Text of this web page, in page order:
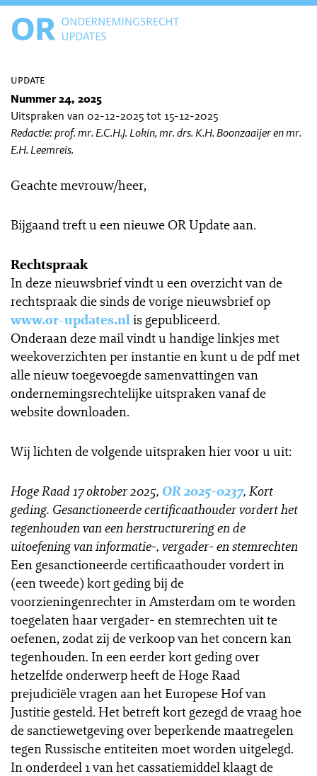
update
Nummer 24, 2025
Uitspraken van 02-12-2025 tot 15-12-2025
Redactie: prof. mr. E.C.H.J. Lokin, mr. drs. K.H. Boonzaaijer en mr.
E.H. Leemreis.
Geachte mevrouw/heer,
Bijgaand treft u een nieuwe OR Update aan.
Rechtspraak
In deze nieuwsbrief vindt u een overzicht van de
rechtspraak die sinds de vorige nieuwsbrief op
www.or-updates.nlis gepubliceerd.
Onderaan deze mail vindt u handige linkjes met
weekoverzichten per instantie en kunt u de pdf met
alle nieuw toegevoegde samenvattingen van
ondernemingsrechtelijke uitspraken vanaf de
website downloaden.
Wij lichten de volgende uitspraken hier voor u uit:
Hoge Raad 17 oktober 2025, OR 2025-0237, Kort
geding. Gesanctioneerde certificaathouder vordert het
tegenhouden van een herstructurering en de
uitoefening van informatie-, vergader- en stemrechten
Een gesanctioneerde certificaathouder vordert in
(een tweede) kort geding bij de
voorzieningenrechter in Amsterdam om te worden
toegelaten haar vergader- en stemrechten uit te
oefenen, zodat zij de verkoop van het concern kan
tegenhouden. In een eerder kort geding over
hetzelfde onderwerp heeft de Hoge Raad
prejudiciële vragen aan het Europese Hof van
Justitie gesteld. Het betreft kort gezegd de vraag hoe
de sanctiewetgeving over beperkende maatregelen
tegen Russische entiteiten moet worden uitgelegd.
In onderdeel 1 van het cassatiemiddel klaagt de